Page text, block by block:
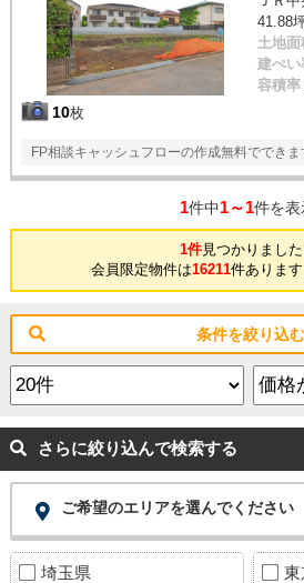
10枚
41.88
土地面
建ぺい
容積率
FP相談キャッシュフローの作成無料でできま
1件中1～1件を表
1件見つかりました
会員限定物件は16211件あります
条件を絞り込む
さらに絞り込んで検索する
ご希望のエリアを選んでください
埼玉県 東